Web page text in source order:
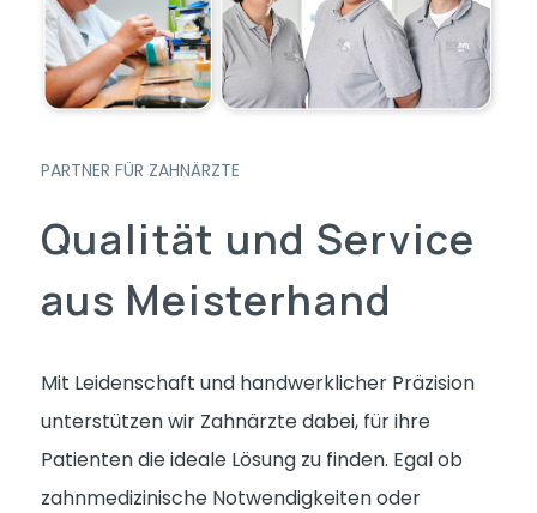
PARTNER FÜR ZAHNÄRZTE
Qualität und Service
aus Meisterhand
Mit Leidenschaft und handwerklicher Präzision
unterstützen wir Zahnärzte dabei, für ihre
Patienten die ideale Lösung zu finden. Egal ob
zahnmedizinische Notwendigkeiten oder